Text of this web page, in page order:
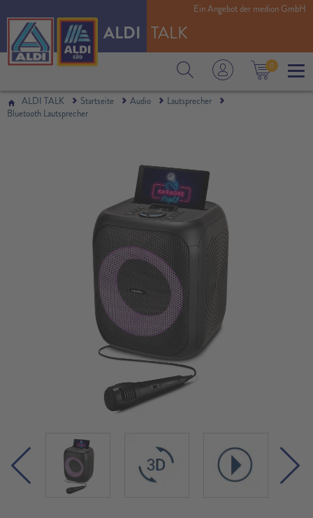
ALDI TALK
0
Ein Angebot der medion GmbH
ALDI TALK Startseite Audio
Lautsprecher
Bluetooth Lautsprecher